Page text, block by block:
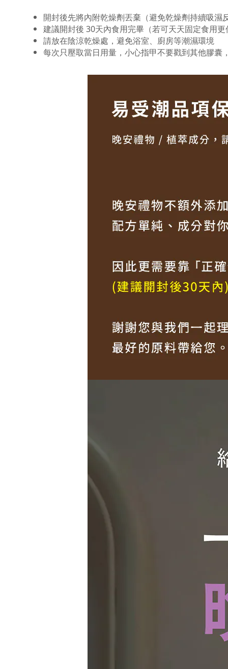
開封後先將內附乾燥劑丟棄（避免乾燥劑持續吸濕
建議開封後 30天內食用完畢（若可天天固定食用更
請放在陰涼乾燥處，避免浴室、廚房等潮濕環境
每次只壓取當日用量，小心指甲不要戳到其他膠